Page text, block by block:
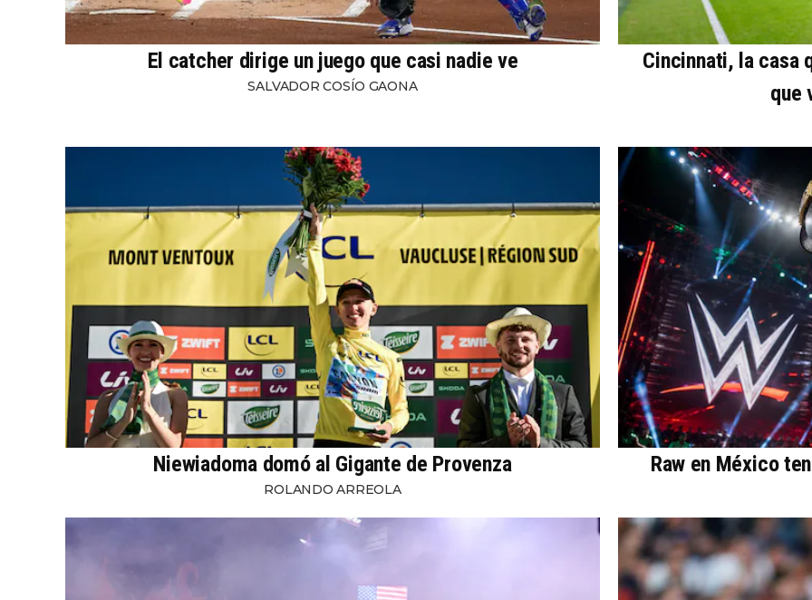
El catcher dirige un juego que casi nadie ve
SALVADOR COSÍO GAONA
Cincinnati, la casa
que
Niewiadoma domó al Gigante de Provenza
ROLANDO ARREOLA
Raw en México